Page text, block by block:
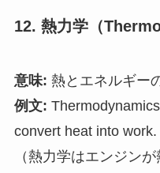
12. 熱力学（
意味: 熱とエネルギー
例文:
convert heat into work.
（熱力学はエンジン